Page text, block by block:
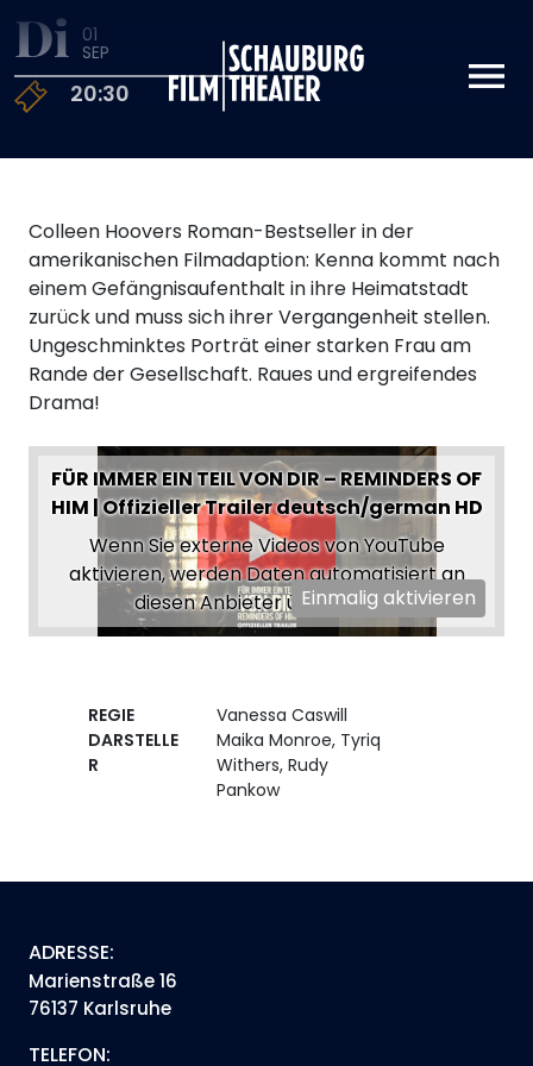
Di 01
SEP
20:30
Colleen Hoovers Roman-Bestseller in der
amerikanischen Filmadaption: Kenna kommt nach
einem Gefängnisaufenthalt in ihre Heimatstadt
zurück und muss sich ihrer Vergangenheit stellen.
Ungeschminktes Porträt einer starken Frau am
Rande der Gesellschaft. Raues und ergreifendes
Drama!
FÜR IMMER EIN TEIL VON DIR – REMINDERS OF
HIM | Offizieller Trailer deutsch/german HD
Wenn Sie externe Videos von YouTube
aktivieren, werden Daten automatisiert an
diesen Anbieter übertragen.
Einmalig aktivieren
REGIE
Vanessa Caswill
DARSTELLE
R
Maika Monroe, Tyriq
Withers, Rudy
Pankow
ADRESSE:
Marienstraße 16
76137 Karlsruhe
TELEFON: